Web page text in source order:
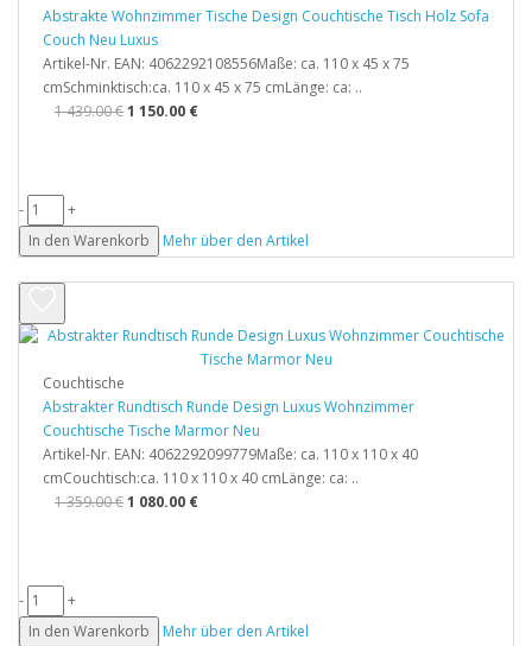
Abstrakte Wohnzimmer Tische Design Couchtische Tisch Holz Sofa
Couch Neu Luxus
Artikel-Nr. EAN: 4062292108556Maße: ca. 110 x 45 x 75
cmSchminktisch:ca. 110 x 45 x 75 cmLänge: ca: ..
1 439.00 €1 150.00 €
-
+
In den Warenkorb
Mehr über den Artikel
Couchtische
Abstrakter Rundtisch Runde Design Luxus Wohnzimmer
Couchtische Tische Marmor Neu
Artikel-Nr. EAN: 4062292099779Maße: ca. 110 x 110 x 40
cmCouchtisch:ca. 110 x 110 x 40 cmLänge: ca: ..
1 359.00 €1 080.00 €
-
+
In den Warenkorb
Mehr über den Artikel